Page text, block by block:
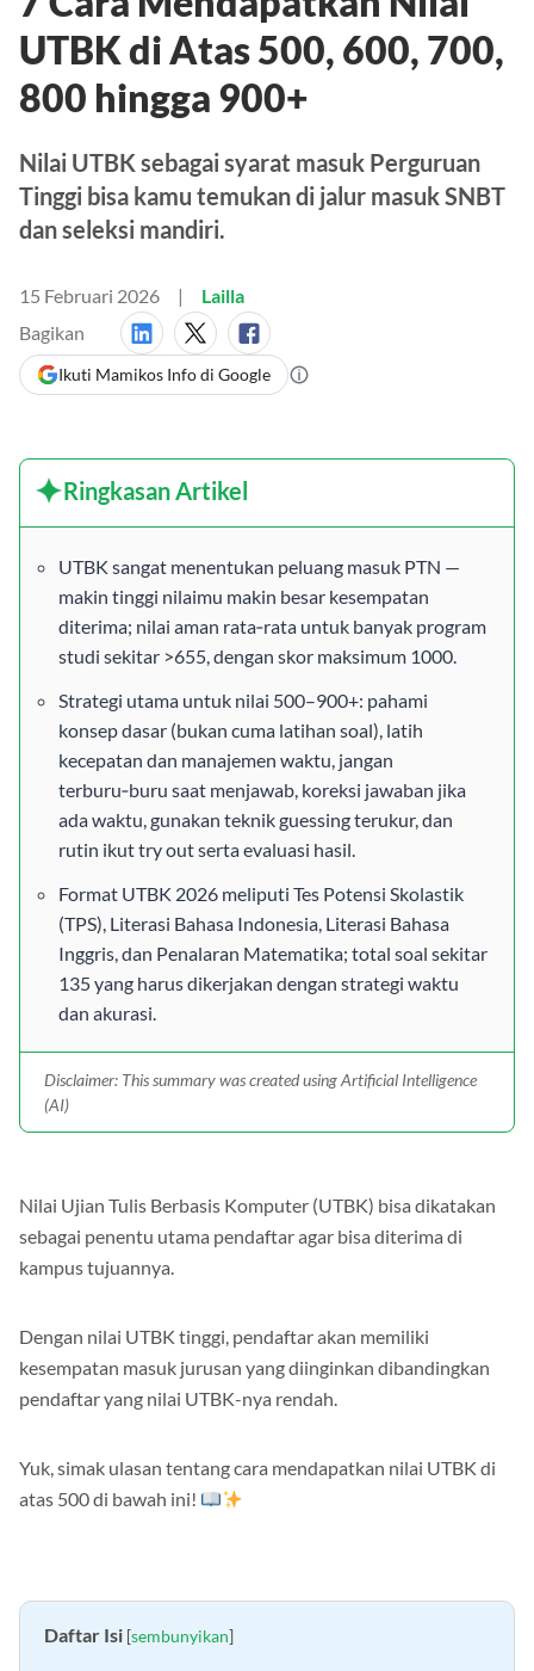
UTBK di Atas 500, 600, 700,
800 hingga 900+
Nilai UTBK sebagai syarat masuk Perguruan
Tinggi bisa kamu temukan di jalur masuk SNBT
dan seleksi mandiri.
15 Februari 2026
Lailla
Bagikan
Ikuti Mamikos Info di Google
Ringkasan Artikel
UTBK sangat menentukan peluang masuk PTN —
makin tinggi nilaimu makin besar kesempatan
diterima; nilai aman rata‑rata untuk banyak program
studi sekitar >655, dengan skor maksimum 1000.
Strategi utama untuk nilai 500–900+: pahami
konsep dasar (bukan cuma latihan soal), latih
kecepatan dan manajemen waktu, jangan
terburu‑buru saat menjawab, koreksi jawaban jika
ada waktu, gunakan teknik guessing terukur, dan
rutin ikut try out serta evaluasi hasil.
Format UTBK 2026 meliputi Tes Potensi Skolastik
(TPS), Literasi Bahasa Indonesia, Literasi Bahasa
Inggris, dan Penalaran Matematika; total soal sekitar
135 yang harus dikerjakan dengan strategi waktu
dan akurasi.
Disclaimer: This summary was created using Artificial Intelligence
(AI)
Nilai Ujian Tulis Berbasis Komputer (UTBK) bisa dikatakan
sebagai penentu utama pendaftar agar bisa diterima di
kampus tujuannya.
Dengan nilai UTBK tinggi, pendaftar akan memiliki
kesempatan masuk jurusan yang diinginkan dibandingkan
pendaftar yang nilai UTBK-nya rendah.
Yuk, simak ulasan tentang cara mendapatkan nilai UTBK di
atas 500 di bawah ini!
Daftar Isi [sembunyikan]